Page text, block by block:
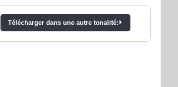
Télécharger dans une autre tonalité: